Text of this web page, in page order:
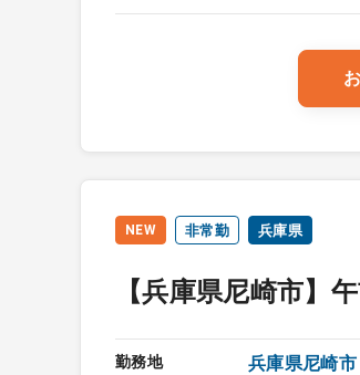
NEW 非常勤 兵庫県
【兵庫県尼崎市】
勤務地 兵庫県尼崎市